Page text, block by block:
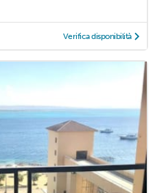
Verifica disponibilità